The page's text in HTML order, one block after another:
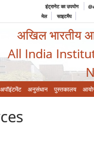
इंट्रानेट का उपयोग
मेल
साइटमैप
अखिल भारतीय
All India
अपॉइंटमेंट अनुसंधान पुस्तकालय